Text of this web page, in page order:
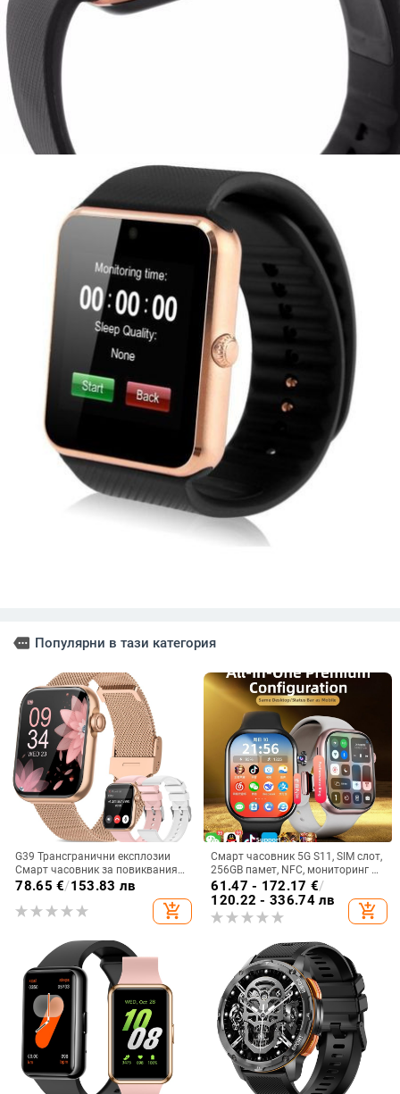
more Популярни в тази категория
G39 Трансгранични експлозии
Смарт часовник за повиквания
Сърдечен ритъм Кръв Кислород
Bluetooth разговори Спортен
78.65 €/153.83 лв
add_shopping_cart
Смарт часовник 5G S11, SIM слот,
256GB памет, NFC, мониторинг на
сърдечната честота
61.47 - 172.17 €/
120.22 - 336.74 лв
add_shopping_cart